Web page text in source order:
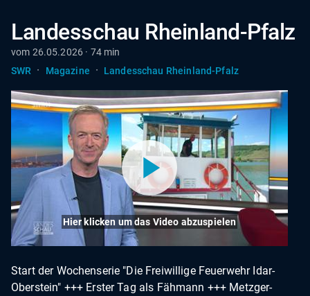
Landesschau Rheinland-Pfalz
vom 26.05.2026 · 74 min
SWR
· Magazine · Landesschau Rheinland-Pfalz
Hier klicken um das Video abzuspielen
Start der Wochenserie "Die Freiwillige Feuerwehr Idar-
Oberstein" +++ Erster Tag als Fähmann +++ Metzger-